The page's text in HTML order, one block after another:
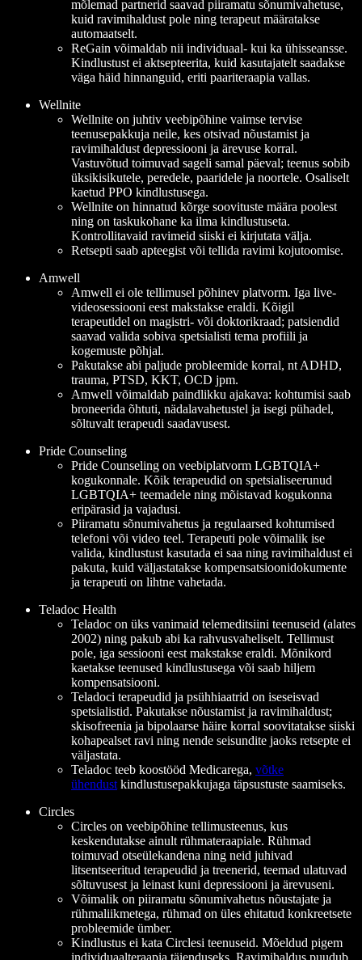
mõlemad partnerid saavad piiramatu sõnumivahetuse,
kuid ravimihaldust pole ning terapeut määratakse
automaatselt.
ReGain võimaldab nii individuaal- kui ka ühisseansse.
Kindlustust ei aktsepteerita, kuid kasutajatelt saadakse
väga häid hinnanguid, eriti paariteraapia vallas.
Wellnite
Wellnite on juhtiv veebipõhine vaimse tervise
teenusepakkuja neile, kes otsivad nõustamist ja
ravimihaldust depressiooni ja ärevuse korral.
Vastuvõtud toimuvad sageli samal päeval; teenus sobib
üksikisikutele, peredele, paaridele ja noortele. Osaliselt
kaetud PPO kindlustusega.
Wellnite on hinnatud kõrge soovituste määra poolest
ning on taskukohane ka ilma kindlustuseta.
Kontrollitavaid ravimeid siiski ei kirjutata välja.
Retsepti saab apteegist või tellida ravimi kojutoomise.
Amwell
Amwell ei ole tellimusel põhinev platvorm. Iga live-
videosessiooni eest makstakse eraldi. Kõigil
terapeutidel on magistri- või doktorikraad; patsiendid
saavad valida sobiva spetsialisti tema profiili ja
kogemuste põhjal.
Pakutakse abi paljude probleemide korral, nt ADHD,
trauma, PTSD, KKT, OCD jpm.
Amwell võimaldab paindlikku ajakava: kohtumisi saab
broneerida õhtuti, nädalavahetustel ja isegi pühadel,
sõltuvalt terapeudi saadavusest.
Pride Counseling
Pride Counseling on veebiplatvorm LGBTQIA+
kogukonnale. Kõik terapeudid on spetsialiseerunud
LGBTQIA+ teemadele ning mõistavad kogukonna
eripärasid ja vajadusi.
Piiramatu sõnumivahetus ja regulaarsed kohtumised
telefoni või video teel. Terapeuti pole võimalik ise
valida, kindlustust kasutada ei saa ning ravimihaldust ei
pakuta, kuid väljastatakse kompensatsioonidokumente
ja terapeuti on lihtne vahetada.
Teladoc Health
Teladoc on üks vanimaid telemeditsiini teenuseid (alates
2002) ning pakub abi ka rahvusvaheliselt. Tellimust
pole, iga sessiooni eest makstakse eraldi. Mõnikord
kaetakse teenused kindlustusega või saab hiljem
kompensatsiooni.
Teladoci terapeudid ja psühhiaatrid on iseseisvad
spetsialistid. Pakutakse nõustamist ja ravimihaldust;
skisofreenia ja bipolaarse häire korral soovitatakse siiski
kohapealset ravi ning nende seisundite jaoks retsepte ei
väljastata.
Teladoc teeb koostööd Medicarega, võtke
ühendust kindlustusepakkujaga täpsustuste saamiseks.
Circles
Circles on veebipõhine tellimusteenus, kus
keskendutakse ainult rühmateraapiale. Rühmad
toimuvad otseülekandena ning neid juhivad
litsentseeritud terapeudid ja treenerid, teemad ulatuvad
sõltuvusest ja leinast kuni depressiooni ja ärevuseni.
Võimalik on piiramatu sõnumivahetus nõustajate ja
rühmaliikmetega, rühmad on üles ehitatud konkreetsete
probleemide ümber.
Kindlustus ei kata Circlesi teenuseid. Mõeldud pigem
individuaalteraapia täienduseks. Ravimihaldus puudub.